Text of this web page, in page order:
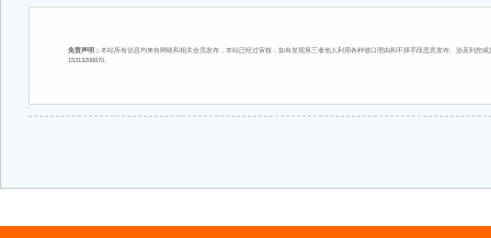
免责声明： 本站所有信息均来自网络和相关会员发布，本站已经过审核，如有发现第三者他人利用各种借口理由和不择手段恶意发布、涉及到
15313206870。